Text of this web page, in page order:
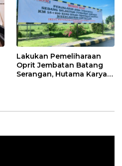
Lakukan Pemeliharaan
Oprit Jembatan Batang
Serangan, Hutama Karya